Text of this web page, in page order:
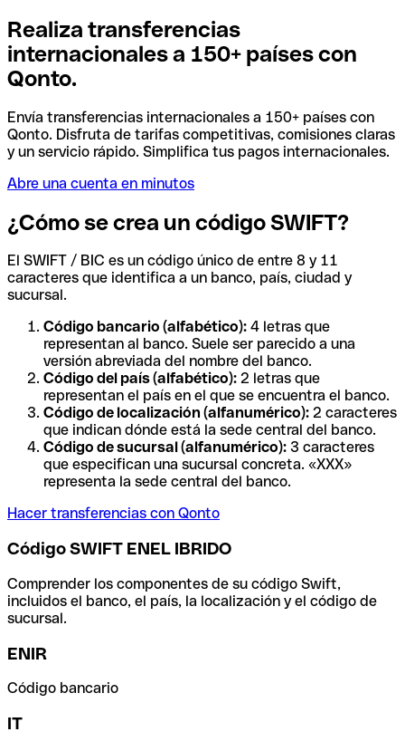
Realiza transferencias
internacionales a 150+ países con
Qonto.
Envía transferencias internacionales a 150+ países con
Qonto. Disfruta de tarifas competitivas, comisiones claras
y un servicio rápido. Simplifica tus pagos internacionales.
Abre una cuenta en minutos
¿Cómo se crea un código SWIFT?
El SWIFT / BIC es un código único de entre 8 y 11
caracteres que identifica a un banco, país, ciudad y
sucursal.
Código bancario (alfabético): 4 letras que
representan al banco. Suele ser parecido a una
versión abreviada del nombre del banco.
Código del país (alfabético): 2 letras que
representan el país en el que se encuentra el banco.
Código de localización (alfanumérico): 2 caracteres
que indican dónde está la sede central del banco.
Código de sucursal (alfanumérico): 3 caracteres
que especifican una sucursal concreta. «XXX»
representa la sede central del banco.
Hacer transferencias con Qonto
Código SWIFT ENEL IBRIDO
Comprender los componentes de su código Swift,
incluidos el banco, el país, la localización y el código de
sucursal.
ENIR
Código bancario
IT